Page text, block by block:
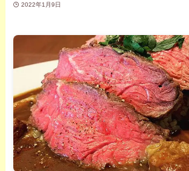
2022年1月9日